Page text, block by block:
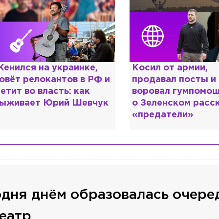
от армии,
посты и
гумпомощь: что
Зеленском рассказали
Рыдает из-за
опять флиртует с
Лазаревым: как
Кудрявцева
ума